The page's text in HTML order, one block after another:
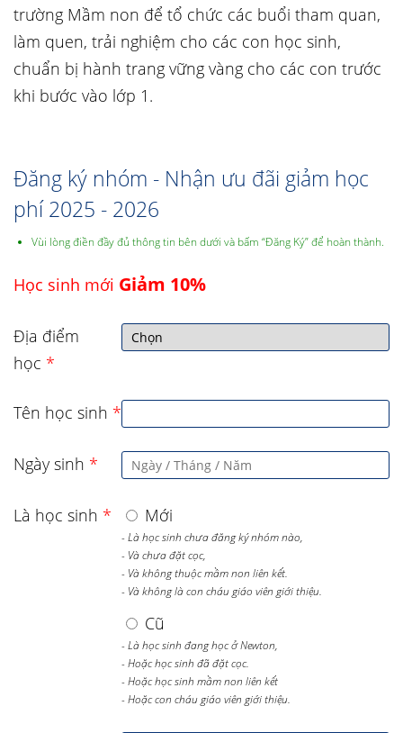
trường Mầm non để tổ chức các buổi tham quan,
làm quen, trải nghiệm cho các con học sinh,
chuẩn bị hành trang vững vàng cho các con trước
khi bước vào lớp 1.
Đăng ký nhóm - Nhận ưu đãi giảm học
phí 2025 - 2026
Vùi lòng điền đầy đủ thông tin bên dưới và bấm “Đăng Ký” để hoàn thành.
Học sinh mới Giảm 10%
Địa điểm
học *
Tên học sinh *
Ngày sinh *
Là học sinh * Mới
- Là học sinh chưa đăng ký nhóm nào,
- Và chưa đặt cọc,
- Và không thuộc mầm non liên kết.
- Và không là con cháu giáo viên giới thiệu.
Cũ
- Là học sinh đang học ở Newton,
- Hoặc học sinh đã đặt cọc.
- Hoặc học sinh mầm non liên kết
- Hoặc con cháu giáo viên giới thiệu.